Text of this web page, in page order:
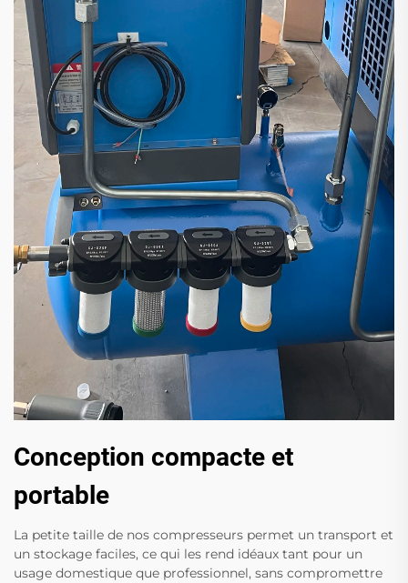
Conception compacte et
portable
La petite taille de nos compresseurs permet un transport et
un stockage faciles, ce qui les rend idéaux tant pour un
usage domestique que professionnel, sans compromettre